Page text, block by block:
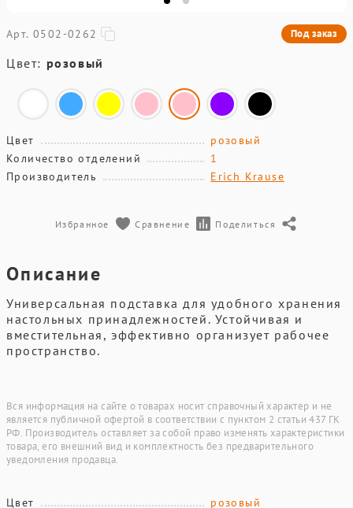
Арт. 0502-0262 Под заказ
Цвет: розовый
Цвет
розовый
Количество отделений
1
Производитель
Erich Krause
Избранное Сравнение Поделиться
Описание
Универсальная подставка для удобного хранения
настольных принадлежностей. Устойчивая и
вместительная, эффективно организует рабочее
пространство.
Вся информация на сайте о товарах носит справочный характер и не
является публичной офертой в соответствии с пунктом 2 статьи 437 ГК
РФ. Производитель оставляет за собой право изменять характеристики
товара, его внешний вид и комплектность без предварительного
уведомления продавца.
Цвет
розовый